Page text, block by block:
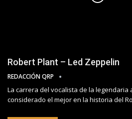
Robert Plant – Led Zeppelin
REDACCIÓN QRP
La carrera del vocalista de la legendaria
considerado el mejor en la historia del